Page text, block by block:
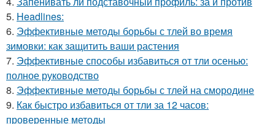
5. Headlines:
6. Эффективные методы борьбы с тлей во время
зимовки: как защитить ваши растения
7. Эффективные способы избавиться от тли осенью:
полное руководство
8. Эффективные методы борьбы с тлей на смородине
9. Как быстро избавиться от тли за 12 часов:
проверенные методы